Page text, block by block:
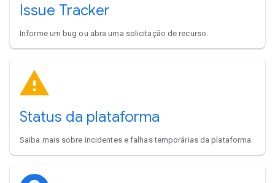
Issue Tracker
Informe um bug ou abra uma solicitação de recurso.
Status da plataforma
Saiba mais sobre incidentes e falhas temporárias da plataforma.